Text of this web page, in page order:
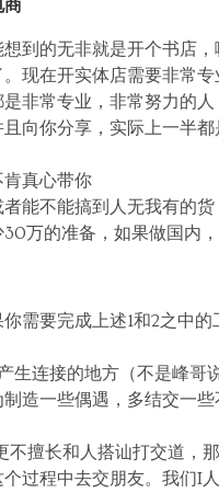
商
到的无非就是开个书店
现在开实体店需要非常
非常专业，非常努力的
向你分享，实际上一半
真心带你
能不能搞到人无我有的
万的准备，如果做国内
需要完成上述1和2之中
生连接的地方（不是峰
造一些偶遇，多结交一
擅长和人搭讪打交道，
过程中去交朋友。我们I